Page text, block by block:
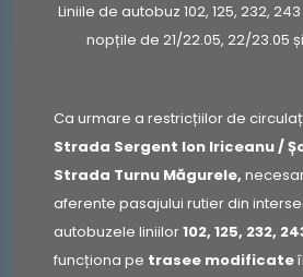
Liniile de autobuz 102, 125, 232,
nopțile de 21/22.05, 22/23.05
Ca urmare a restricțiilor de
Strada Sergent Ion Iriceanu /
Strada Turnu Măgurele,
aferente pasajului rutier din
autobuzele liniilor102, 125, 232,
funcționa pe trasee modificate